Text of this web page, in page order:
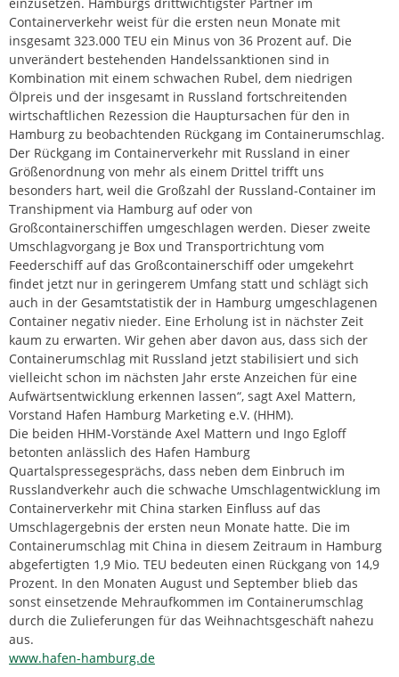
Containerverkehr weist für die ersten neun Monate mit
insgesamt 323.000 TEU ein Minus von 36 Prozent auf. Die
unverändert bestehenden Handelssanktionen sind in
Kombination mit einem schwachen Rubel, dem niedrigen
Ölpreis und der insgesamt in Russland fortschreitenden
wirtschaftlichen Rezession die Hauptursachen für den in
Hamburg zu beobachtenden Rückgang im Containerumschlag.
Der Rückgang im Containerverkehr mit Russland in einer
Größenordnung von mehr als einem Drittel trifft uns
besonders hart, weil die Großzahl der Russland-Container im
Transhipment via Hamburg auf oder von
Großcontainerschiffen umgeschlagen werden. Dieser zweite
Umschlagvorgang je Box und Transportrichtung vom
Feederschiff auf das Großcontainerschiff oder umgekehrt
findet jetzt nur in geringerem Umfang statt und schlägt sich
auch in der Gesamtstatistik der in Hamburg umgeschlagenen
Container negativ nieder. Eine Erholung ist in nächster Zeit
kaum zu erwarten. Wir gehen aber davon aus, dass sich der
Containerumschlag mit Russland jetzt stabilisiert und sich
vielleicht schon im nächsten Jahr erste Anzeichen für eine
Aufwärtsentwicklung erkennen lassen“, sagt Axel Mattern,
Vorstand Hafen Hamburg Marketing e.V. (HHM).
Die beiden HHM-Vorstände Axel Mattern und Ingo Egloff
betonten anlässlich des Hafen Hamburg
Quartalspressegesprächs, dass neben dem Einbruch im
Russlandverkehr auch die schwache Umschlagentwicklung im
Containerverkehr mit China starken Einfluss auf das
Umschlagergebnis der ersten neun Monate hatte. Die im
Containerumschlag mit China in diesem Zeitraum in Hamburg
abgefertigten 1,9 Mio. TEU bedeuten einen Rückgang von 14,9
Prozent. In den Monaten August und September blieb das
sonst einsetzende Mehraufkommen im Containerumschlag
durch die Zulieferungen für das Weihnachtsgeschäft nahezu
aus.
www.hafen-hamburg.de